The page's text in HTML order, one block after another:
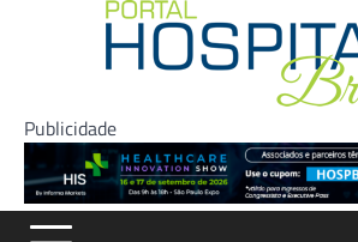
Publicidade